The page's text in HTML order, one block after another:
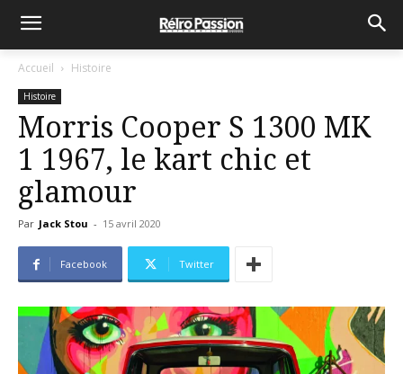
Accueil Histoire
Histoire
Morris Cooper S 1300 MK
1 1967, le kart chic et
glamour
Par Jack Stou - 15 avril 2020
Facebook Twitter